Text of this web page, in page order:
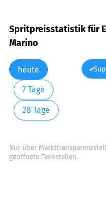
Spritpreisstatistik für
Marino
heute
7 Tage
28 Tage
Nur über
geöffnete Tankstellen.